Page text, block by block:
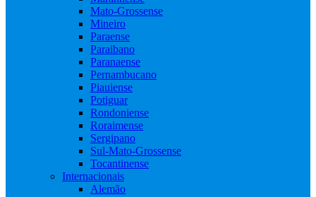
Mato-Grossense
Mineiro
Paraense
Paraibano
Paranaense
Pernambucano
Piauiense
Potiguar
Rondoniense
Roraimense
Sergipano
Sul-Mato-Grossense
Tocantinense
Internacionais
Alemão